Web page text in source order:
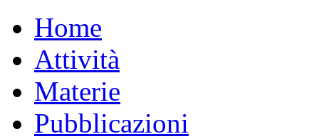
Home
Attività
Materie
Pubblicazioni